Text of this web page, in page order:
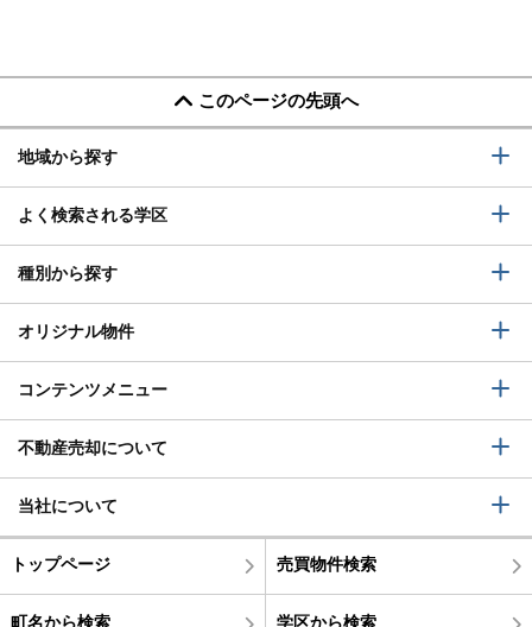
このページの先頭へ
地域から探す
よく検索される学区
種別から探す
オリジナル物件
コンテンツメニュー
不動産売却について
当社について
トップページ 売買物件検索
町名から検索 学区から検索